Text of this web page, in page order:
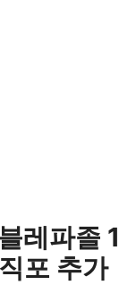
레파졸
포 추가